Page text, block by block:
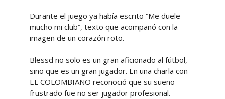
Durante el juego ya había escrito “Me duele
mucho mi club”, texto que acompañó con la
imagen de un corazón roto.
Blessd no solo es un gran aficionado al fútbol,
sino que es un gran jugador. En una charla con
EL COLOMBIANO reconoció que su sueño
frustrado fue no ser jugador profesional.